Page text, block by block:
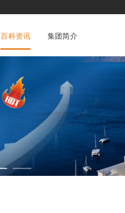
百科资讯 集团简介